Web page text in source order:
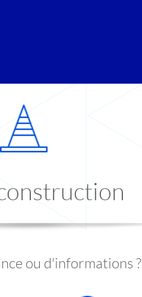
ou d'informations ?